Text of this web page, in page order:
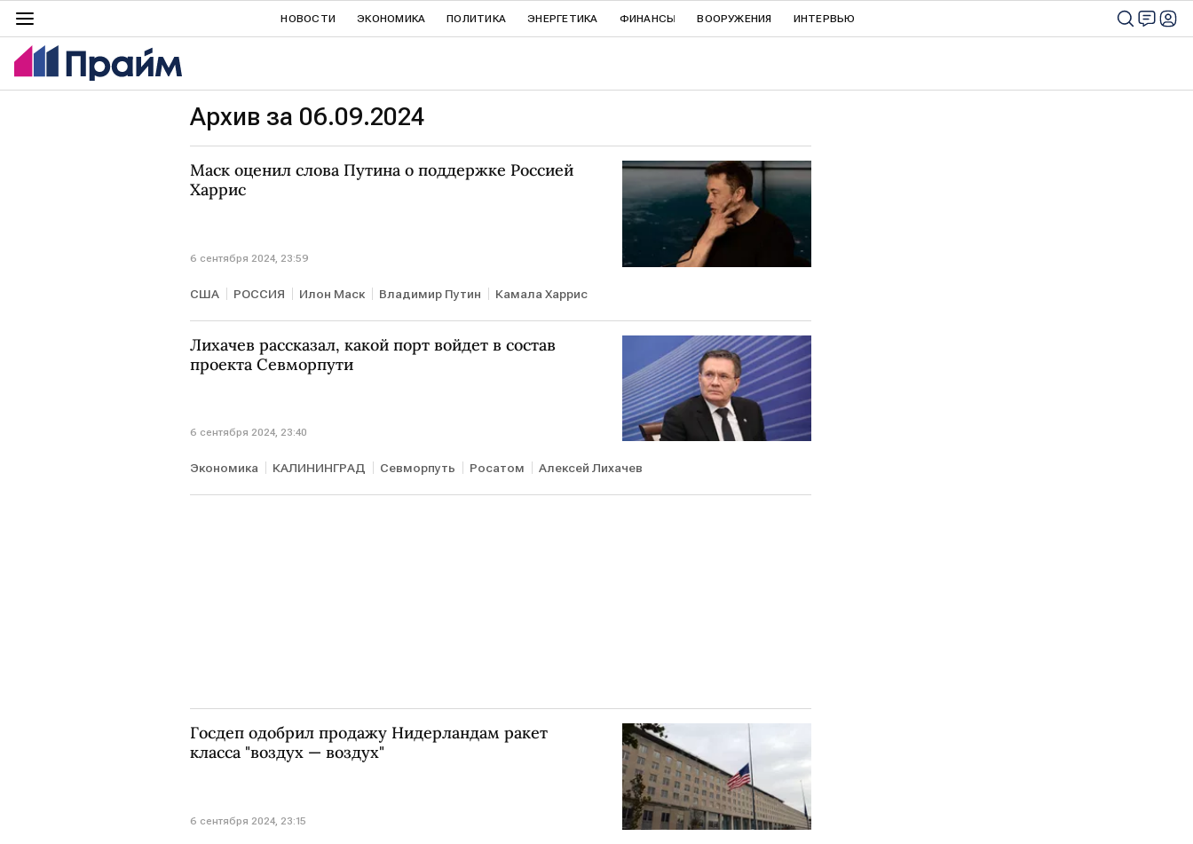
НОВОСТИ ЭКОНОМИКА ПОЛИТИКА ЭНЕРГЕТИКА ФИНАНСЫ ВООРУЖЕНИЯ ИНТЕРВЬЮ
Архив за 06.09.2024
Маск оценил слова Путина о поддержке Россией
Харрис
6 сентября 2024, 23:59
США РОССИЯ Илон Маск Владимир Путин Камала Харрис
Лихачев рассказал, какой порт войдет в состав
проекта Севморпути
6 сентября 2024, 23:40
Экономика КАЛИНИНГРАД Севморпуть Росатом Алексей Лихачев
Госдеп одобрил продажу Нидерландам ракет
класса "воздух — воздух"
6 сентября 2024, 23:15